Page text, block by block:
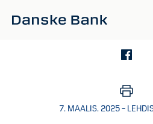
7. MAALIS. 2025 –